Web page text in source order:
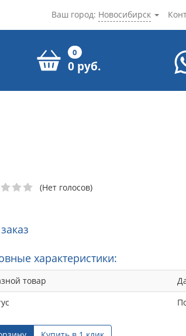
Ваш город: Новосибирск
0
0 руб.
(Нет голосов)
характеристики:
товар